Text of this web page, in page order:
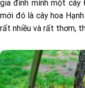
gia đình mình một
mới đó là cây hoa
rất nhiều và rất thơm,